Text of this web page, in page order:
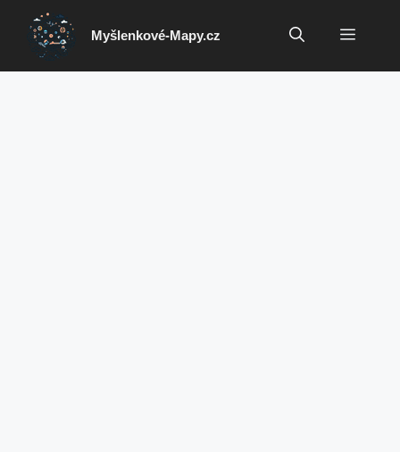
Přeskočit
obsah
Myšlenkové-Mapy.cz Menu